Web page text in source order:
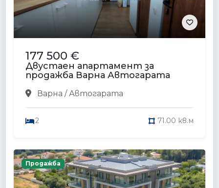
177 500 €
Двустаен апартамент за
продажба Варна Автогарата
Варна / Автогарата
2 71.00 кв.м
Продажба